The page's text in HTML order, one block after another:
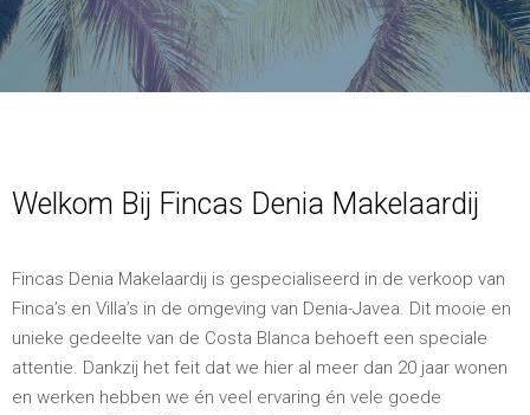
Welkom Bij Fincas Denia Makelaardij
Fincas Denia Makelaardij is gespecialiseerd in de verkoop van
Finca’s en Villa’s in de omgeving van Denia-Javea. Dit mooie en
unieke gedeelte van de Costa Blanca behoeft een speciale
attentie. Dankzij het feit dat we hier al meer dan 20 jaar wonen
en werken hebben we én veel ervaring én vele goede